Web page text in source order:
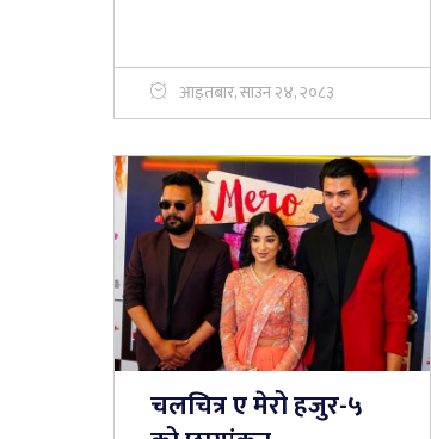
आइतबार, साउन २४, २०८३
चलचित्र ए मेरो हजुर-५